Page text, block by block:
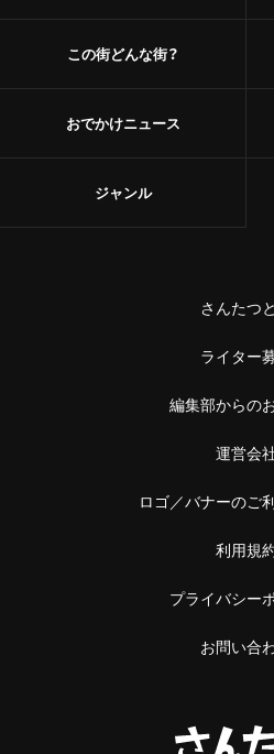
この街どんな街？
おでかけニュース
ジャンル
さんたつ
ライター
編集部からの
運営会
ロゴ／バナーのご
利用規
プライバシー
お問い合